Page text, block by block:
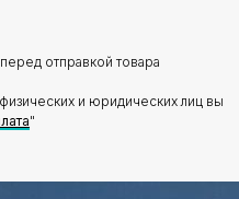
отправкой товара
и юридических лиц вы
"